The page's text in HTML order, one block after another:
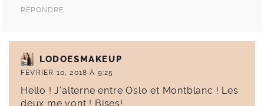
RÉPONDRE
LODOESMAKEUP
FÉVRIER 10, 2018 À 9:25
Hello ! J’alterne entre Oslo et Montblanc ! Les
deux me vont ! Bises!